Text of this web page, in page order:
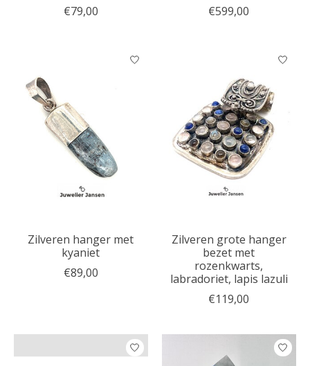
€79,00
€599,00
Zilveren hanger met
kyaniet
€89,00
Zilveren grote hanger
bezet met
rozenkwarts,
labradoriet, lapis lazuli
€119,00